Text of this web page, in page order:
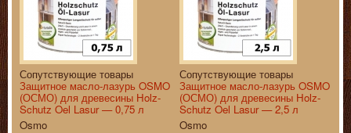
Сопутствующие товары
Защитное масло-лазурь OSMO
(ОСМО) для древесины Holz-
Schutz Oel Lasur — 0,75 л
Osmo
Сопутствующие товары
Защитное масло-лазурь OSMO
(ОСМО) для древесины Holz-
Schutz Oel Lasur — 2,5 л
Osmo